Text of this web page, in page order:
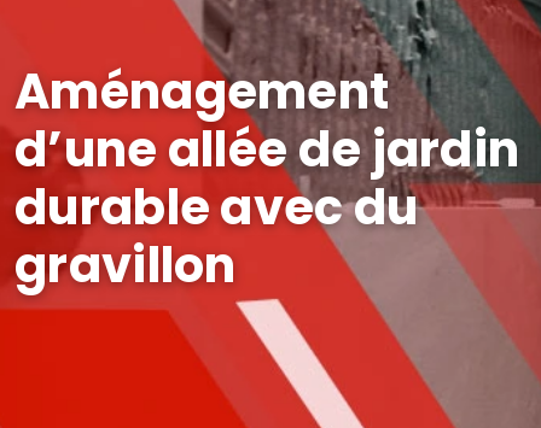
Aménagement
d’une allée de jardin
durable avec du
gravillon